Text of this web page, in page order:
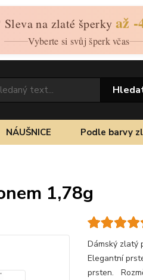
Sleva na zlaté šperky až
Vyberte si svůj šperk včas
NÁUŠNICE Podle barvy
1,78g
Dámský zlatý
Elegantní
prsten.